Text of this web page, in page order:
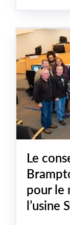
Le
pour le
l’usine